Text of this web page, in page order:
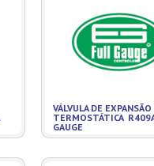
VÁLVULA DE EXPANSÃO
TERMOSTÁTICA
GAUGE